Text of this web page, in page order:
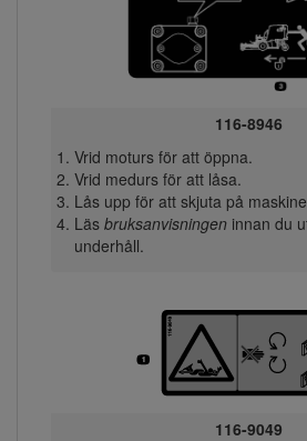
116-8946
Vrid moturs för att öppna.
Vrid medurs för att låsa.
Lås upp för att skjuta på
Läs bruksanvisningeninnan du
underhåll.
116-9049